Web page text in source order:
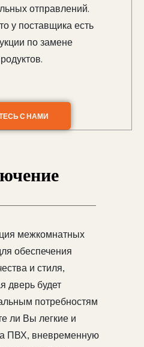
отправлений.
у поставщика есть
по замене
С НАМИ
межкомнатных
обеспечения
и стиля,
дверь будет
потребностям
ли Вы легкие и
ПВХ, вневременную